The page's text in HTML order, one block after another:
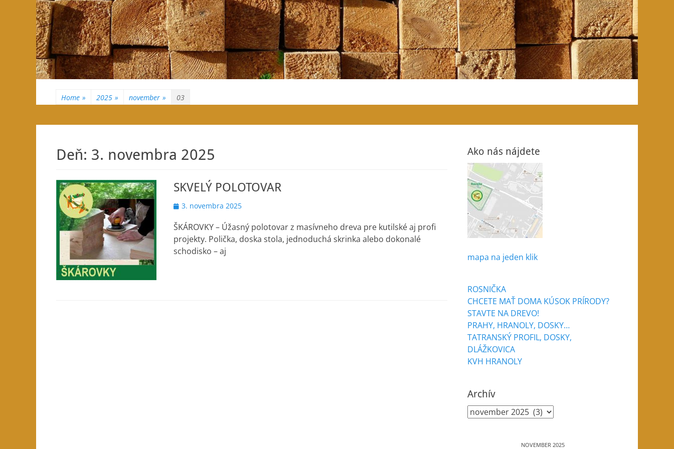
Home » 2025 » november » 03
Deň: 3. novembra 2025
SKVELÝ POLOTOVAR
Posted
3. novembra 2025
ŠKÁROVKY – Úžasný polotovar z masívneho dreva pre kutilské aj profi
projekty. Polička, doska stola, jednoduchá skrinka alebo dokonalé
schodisko – aj
Ako nás nájdete
mapa na jeden klik
ROSNIČKA
CHCETE MAŤ DOMA KÚSOK PRÍRODY?
STAVTE NA DREVO!
PRAHY, HRANOLY, DOSKY…
TATRANSKÝ PROFIL, DOSKY,
DLÁŽKOVICA
KVH HRANOLY
Archív
Archív
NOVEMBER 2025